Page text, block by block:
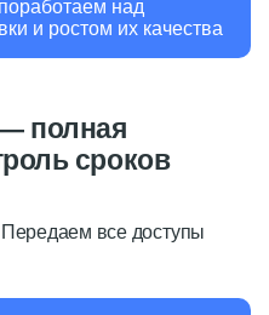
над
и ростом их качества
полная
сроков
все доступы